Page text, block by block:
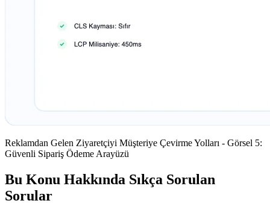
Reklamdan Gelen Ziyaretçiyi Müşteriye Çevirme Yolları - Görsel 5:
Güvenli Sipariş Ödeme Arayüzü
Bu Konu Hakkında Sıkça Sorulan
Sorular